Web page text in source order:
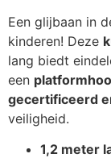
Een glijbaan in
kinderen! Deze
lang biedt
een
gecertificeerd
veiligheid.
1,2 meter